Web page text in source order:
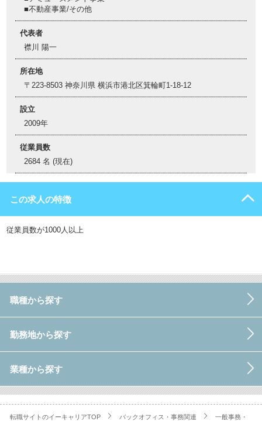
■不動産事業/その他
代表者
襟川 陽一
所在地
〒223-8503 神奈川県 横浜市港北区箕輪町1-18-12
設立
2009年
従業員数
2684 名 (現在)
この求人の特徴
従業員数が1000人以上
職種から探す
勤務地から探す
業種から探す
転職サイトのイーキャリアTOP バックオフィス・事務関連
一般事務・